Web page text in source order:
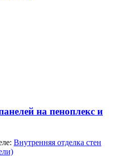
на пеноплекс и
Внутренняя отделка стен